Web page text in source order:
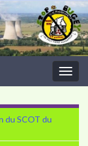
du SCOT du